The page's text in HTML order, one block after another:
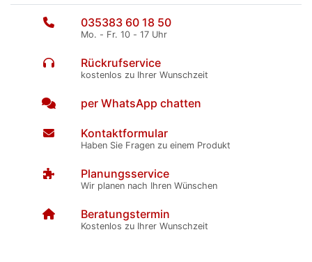
035383 60 18 50
Mo. - Fr. 10 - 17 Uhr
Rückrufservice
kostenlos zu Ihrer Wunschzeit
per WhatsApp chatten
Kontaktformular
Haben Sie Fragen zu einem Produkt
Planungsservice
Wir planen nach Ihren Wünschen
Beratungstermin
Kostenlos zu Ihrer Wunschzeit